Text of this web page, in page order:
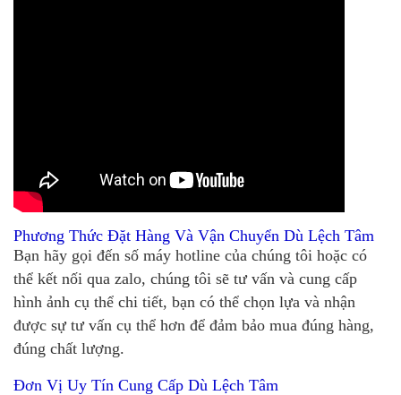
Phương Thức Đặt Hàng Và Vận Chuyển Dù Lệch Tâm
Bạn hãy gọi đến số máy hotline của chúng tôi hoặc có
thể kết nối qua zalo, chúng tôi sẽ tư vấn và cung cấp
hình ảnh cụ thể chi tiết, bạn có thể chọn lựa và nhận
được sự tư vấn cụ thể hơn để đảm bảo mua đúng hàng,
đúng chất lượng.
Đơn Vị Uy Tín Cung Cấp Dù Lệch Tâm